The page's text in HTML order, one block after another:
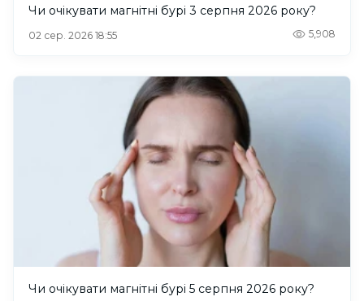
Чи очікувати магнітні бурі 3 серпня 2026 року?
02 сер. 2026 18:55 5,908
Чи очікувати магнітні бурі 5 серпня 2026 року?